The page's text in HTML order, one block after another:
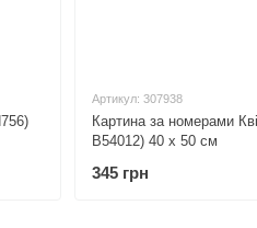
Артикул: 307938
Картина за номерами
B54012) 40 х 50 см
345 грн